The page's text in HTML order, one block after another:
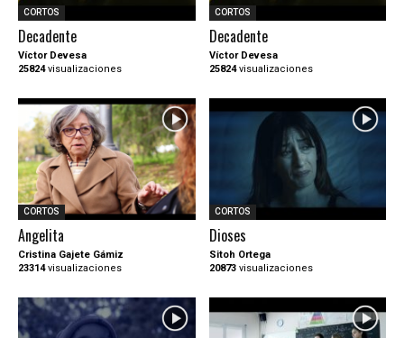
CORTOS
Decadente
Víctor Devesa
25824visualizaciones
CORTOS
Decadente
Víctor Devesa
25824visualizaciones
CORTOS
Angelita
Cristina Gajete Gámiz
23314visualizaciones
CORTOS
Dioses
Sitoh Ortega
20873visualizaciones